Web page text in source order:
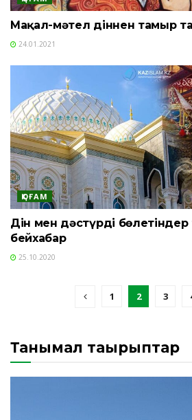
Мақал-мәтел діннен тамыр
24.01.2021
ҚОҒАМ
Дін мен дәстүрді бөлетіндер
бейхабар
25.10.2020
1 2 3
Танымал тақырыптар